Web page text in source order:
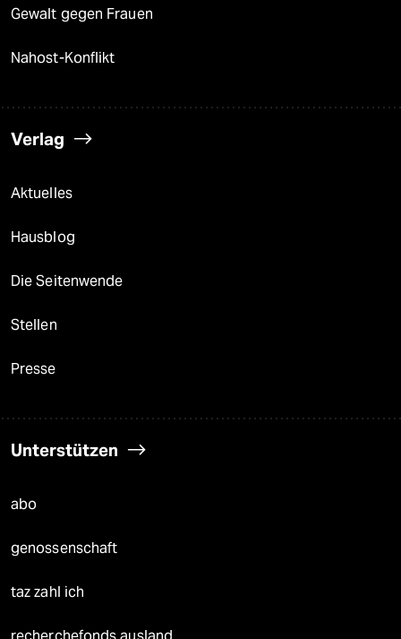
Gewalt gegen Frauen
Nahost-Konflikt
Verlag
Aktuelles
Hausblog
Die Seitenwende
Stellen
Presse
Unterstützen
abo
genossenschaft
taz zahl ich